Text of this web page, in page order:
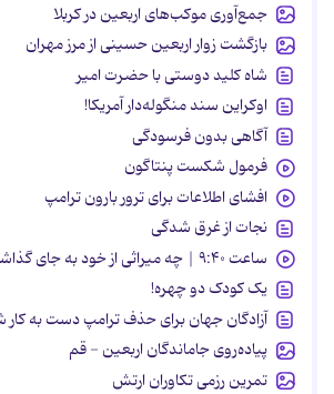
جمع‌آوری موکب‌های اربعین در کربلا
بازگشت زوار اربعین حسینی از مرز مهران
شاه کلید دوستی با حضرت امیر
اوکراین سند منگوله‌دار آمریکا!
آگاهی بدون فرسودگی
فرمول شکست پنتاگون
افشای اطلاعات برای ترور بارون ترامپ
نجات از غرق شدگی
ساعت ۹:۴۰ | چه میراثی از خود به جای گذاشت؟
یک کودک دو چهره!
آزادگان جهان برای حذف ترامپ دست به کار
پیاده‌روی جاماندگان اربعین - قم
تمرین رزمی تکاوران ارتش